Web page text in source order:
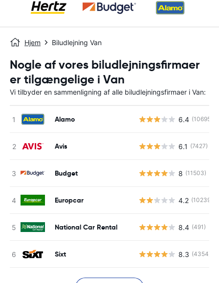
Hjem Biludlejning Van
Nogle af vores biludlejningsfirmaer
er tilgængelige i Van
Vi tilbyder en sammenligning af alle biludlejningsfirmaer i Van:
Alamo 6.4 (10695)
Avis 6.1 (7427)
Budget 8 (11503)
Europcar 4.2 (10239)
National Car Rental 8.4 (491)
Sixt 8.3 (4354)